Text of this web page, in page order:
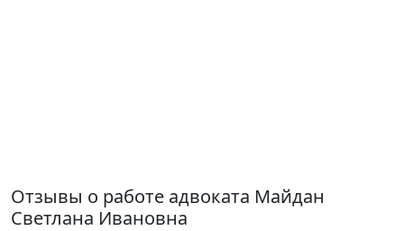
Отзывы о работе адвоката Майдан
Светлана Ивановна